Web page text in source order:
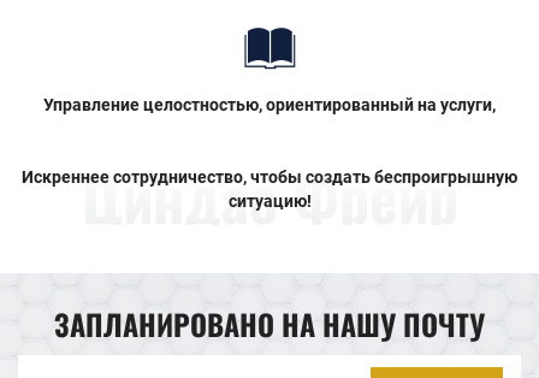
Управление целостностью, ориентированный на услуги,
Искреннее сотрудничество, чтобы создать беспроигрышную
ситуацию!
Циндао Фрейр
ЗАПЛАНИРОВАНО НА НАШУ ПОЧТУ